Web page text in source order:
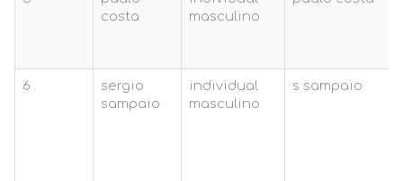
costa
masculino
6
sergio
sampaio
individual
masculino
s sampaio